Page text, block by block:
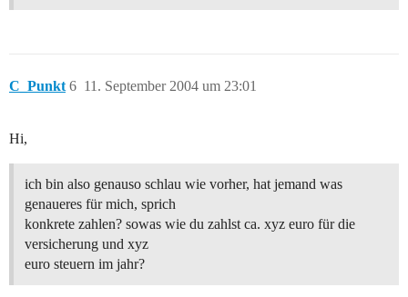
C_Punkt 11. September 2004 um 23:01
6
Hi,
ich bin also genauso schlau wie vorher, hat jemand was
genaueres für mich, sprich
konkrete zahlen? sowas wie du zahlst ca. xyz euro für die
versicherung und xyz
euro steuern im jahr?